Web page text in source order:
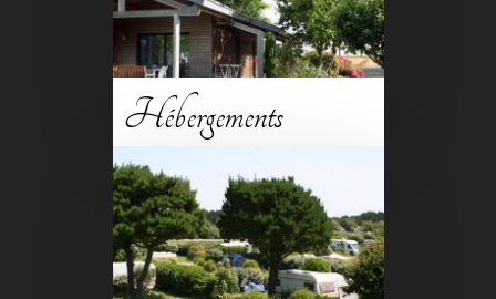
Hébergements